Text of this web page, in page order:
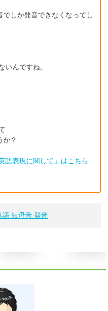
しか発音できなくなってし
いんですね。
か？
語表現に関して」はこちら
語 短母音 発音